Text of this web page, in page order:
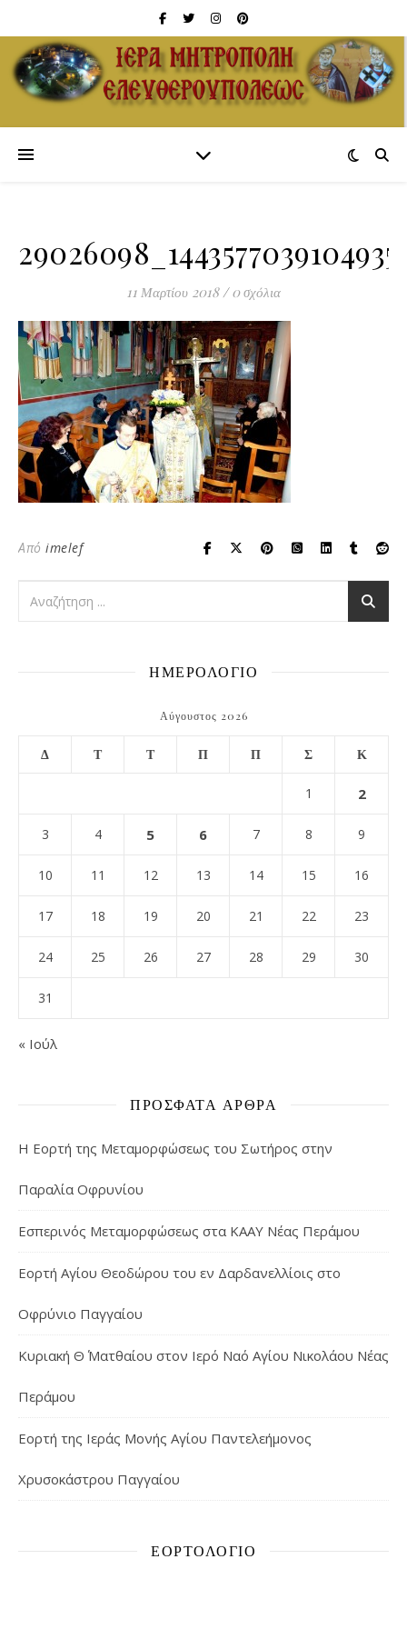
11 Μαρτίου 2018 / 0 σχόλια
Από imelef
ΗΜΕΡΟΛΟΓΙΟ
Αύγουστος 2026
Δ Τ Τ Π Π Σ Κ
1 2
3 4 5 6 7 8 9
10 11 12 13 14 15 16
17 18 19 20 21 22 23
24 25 26 27 28 29 30
31
« Ιούλ
ΠΡΌΣΦΑΤΑ ΆΡΘΡΑ
Η Εορτή της Μεταμορφώσεως του Σωτήρος στην
Παραλία Οφρυνίου
Εσπερινός Μεταμορφώσεως στα ΚΑΑΥ Νέας Περάμου
Εορτή Αγίου Θεοδώρου του εν Δαρδανελλίοις στο
Οφρύνιο Παγγαίου
Κυριακή Θ΄ Ματθαίου στον Ιερό Ναό Αγίου Νικολάου Νέας
Περάμου
Εορτή της Ιεράς Μονής Αγίου Παντελεήμονος
Χρυσοκάστρου Παγγαίου
ΕΟΡΤΟΛΌΓΙΟ